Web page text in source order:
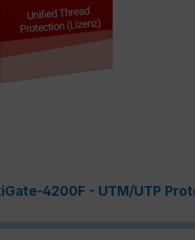
4200F - UTM/UTP